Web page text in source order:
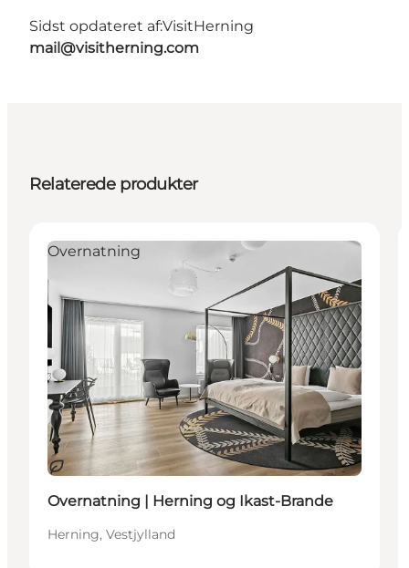
Sidst opdateret af:VisitHerning
mail@visitherning.com
Relaterede produkter
Bæredygtige oplevelser
Overnatning
Overnatning | Herning og Ikast-Brande
Herning, Vestjylland